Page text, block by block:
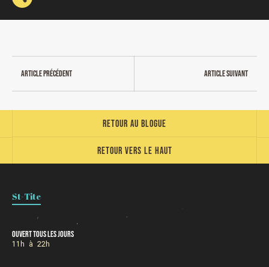
Article précédent Article suivant
Retour vers le haut
Retour au blogue
St-Tite
Ouvert tous les jours
11h à 22h